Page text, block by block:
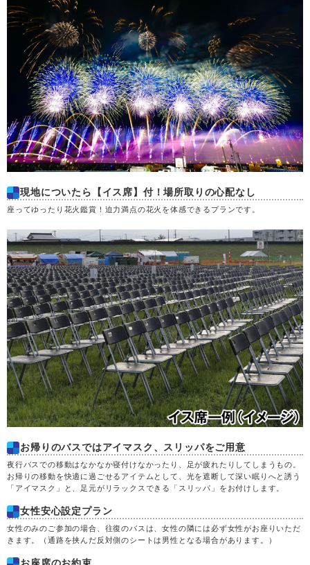
日 30
月 31
現地についたら【イス席】付！場所取りの心配なし
座ってゆったり花火鑑賞！迫力満点の花火を体感できるプランです。
お帰りのバスではアイマスク、スリッパをご用意
夜行バスでの移動はなかなか寝付けなかったり、足が疲れたりしてしまうもの。
お帰りの移動を快適に過ごせるアイテムとして、光を遮断して深い眠りへと誘う
「アイマスク」と、足元がリラックスできる「スリッパ」をお付けします。
女性安心設定プラン
女性のみのご参加の場合、往復のバスは、女性の隣には必ず女性がお座りいただ
きます。（通路を挟んだ反対側のシートは男性となる場合があります。）